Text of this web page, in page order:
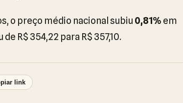
o preço médio nacional subiu 0,81% em
R$ 354,22 para R$ 357,10.
link